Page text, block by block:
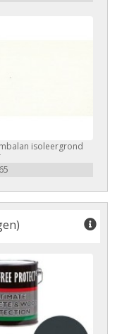
isoleergrond